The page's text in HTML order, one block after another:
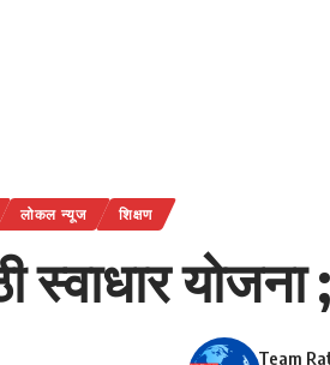
लोकल न्यूज शिक्षण
स्वाधार
Team